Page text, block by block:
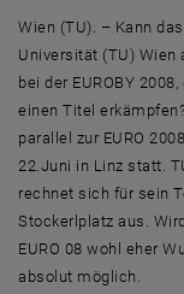
Wien (TU). – Kann
Universität (TU) Wien
bei der EUROBY
einen Titel
parallel zur EURO
22.Juni in Linz statt.
rechnet sich für sein
Stockerlplatz aus.
EURO 08 wohl eher
absolut möglich.